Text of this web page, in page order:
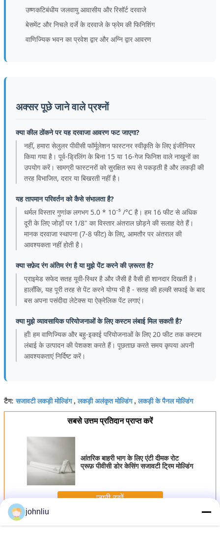
उष्णकटिबंधीय जलवायु आवासीय और रिसॉर्ट दरवाजे
बेसमेंट और निचले दर्जे के दरवाजे के फ्रेम की फिनिशिंग
वाणिज्यिक भवन का प्रवेश द्वार और अग्नि द्वार आवरण
अक्सर पूछे जाने वाले प्रश्नों
क्या कील ठोंकने पर यह दरवाजा आवरण फट जाएगा?
नहीं, हमारा सेलुलर पीवीसी फॉर्मूलेशन फास्टनर स्वीकृति के लिए इंजीनियर
किया गया है। पूर्व-ड्रिलिंग के बिना 15 या 16-गेज फिनिश वाले नाखूनों का
उपयोग करें। सामग्री फास्टनरों को सुरक्षित रूप से पकड़ती है और लकड़ी की
तरह विभाजित, दरार या बिखरती नहीं है।
यह तापमान परिवर्तन को कैसे संभालता है?
थर्मल विस्तार गुणांक लगभग 5.0 * 10⁻⁵ /°C है। हम 16 फीट से अधिक
दूरी के लिए जोड़ों पर 1/8" का विस्तार अंतराल छोड़ने की सलाह देते हैं।
मानक दरवाजा स्थापना (7-8 फीट) के लिए, आमतौर पर अंतराल की
आवश्यकता नहीं होती है।
क्या सफ़ेद रंग अंतिम रंग है या मुझे पेंट करने की ज़रूरत है?
प्राइमेड सफेद सतह यूवी-स्थिर है और जैसी है वैसी ही शानदार दिखती है।
हालाँकि, यह पूरी तरह से पेंट करने योग्य भी है - सतह की हल्की सफाई के बाद
बस अपना पसंदीदा लेटेक्स या ऐक्रेलिक पेंट लगाएं।
क्या मुझे व्यावसायिक परियोजनाओं के लिए कस्टम लंबाई मिल सकती है?
हाँ! हम वाणिज्यिक और बहु-इकाई परियोजनाओं के लिए 20 फीट तक कस्टम
लंबाई के उत्पादन की पेशकश करते हैं। पूछताछ करते समय कृपया अपनी
आवश्यकताएं निर्दिष्ट करें।
टैग:सजावटी लकड़ी मोल्डिंग,लकड़ी अलंकृत मोल्डिंग,लकड़ी के पैनल मोल्डिंग
सबसे उत्तम प्रतिदान प्राप्त करें
आंतरिक बाहरी भाग के लिए एंटी दीमक रोट
प्रूफ़ पीवीसी डोर केसिंग सजावटी ट्रिम मोल्डिंग
जारी रखें
अधिकसजावटी लकड़ी के मोल्डिंग
johnliu